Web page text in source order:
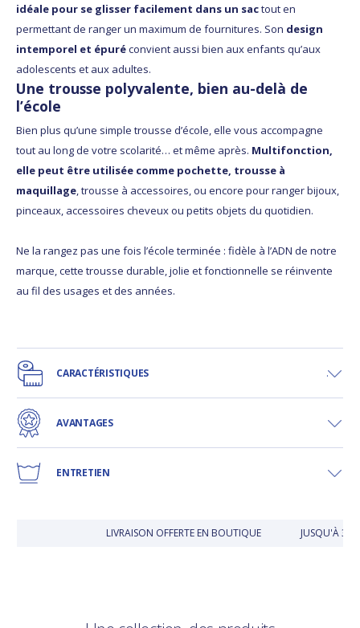
idéale pour se glisser facilement dans un sactout en
permettant de ranger un maximum de fournitures. Son design
intemporel et épuréconvient aussi bien aux enfants qu’aux
adolescents et aux adultes.
Une trousse polyvalente, bien au-delà de
l’école
Bien plus qu’une simple trousse d’école, elle vous accompagne
tout au long de votre scolarité… et même après. Multifonction,
elle peut être utilisée comme pochette, trousse à
maquillage, trousse à accessoires, ou encore pour ranger bijoux,
pinceaux, accessoires cheveux ou petits objets du quotidien.
Ne la rangez pas une fois l’école terminée : fidèle à l’ADN de notre
marque, cette trousse durable, jolie et fonctionnelle se réinvente
au fil des usages et des années.
CARACTÉRISTIQUES
AVANTAGES
ENTRETIEN
LIVRAISON OFFERTE EN BOUTIQUE JUSQU'À 30